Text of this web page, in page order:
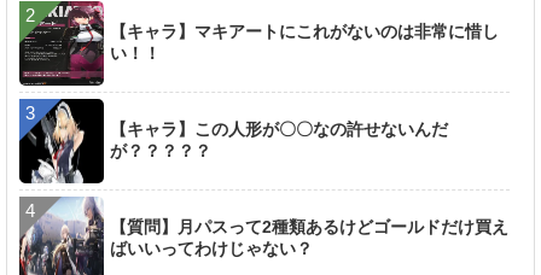
【キャラ】マキアートにこれがないのは非常に惜し
い！！
【キャラ】この人形が〇〇なの許せないんだ
が？？？？？
【質問】月パスって2種類あるけどゴールドだけ買え
ばいいってわけじゃない？